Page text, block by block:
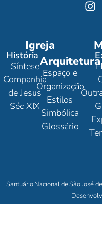
Igreja
História
Síntese
Companhia
de Jesus
Séc XIX
Arquitetura
Espaço e
Organização
Estilos
Simbólica
Glossário
Santuário Nacional de São José